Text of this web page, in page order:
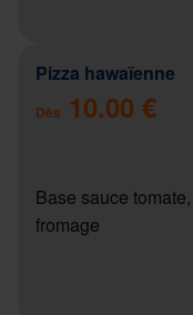
Pizza hawaïenne
Dès 10.00 €
Base sauce
fromage